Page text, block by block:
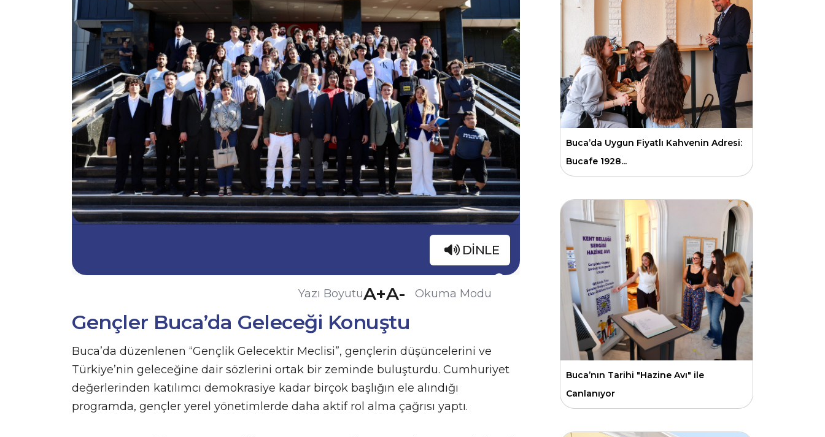
DINLE
Yazı BoyutuA+A- Okuma Modu
Gençler Buca’da Geleceği Konuştu
Buca’da düzenlenen “Gençlik Gelecektir Meclisi”, gençlerin düşüncelerini ve
Türkiye’nin geleceğine dair sözlerini ortak bir zeminde buluşturdu. Cumhuriyet
değerlerinden katılımcı demokrasiye kadar birçok başlığın ele alındığı
programda, gençler yerel yönetimlerde daha aktif rol alma çağrısı yaptı.
Buca’da Uygun Fiyatlı Kahvenin Adresi:
Bucafe 1928...
Buca’nın Tarihi "Hazine Avı" ile
Canlanıyor